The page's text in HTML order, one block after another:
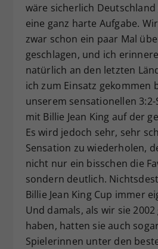
wäre sicherlich Deutschland
eine ganz harte Aufgabe.
zwar schon ein paar Mal
geschlagen, und ich
natürlich an den letzten
ich zum Einsatz gekommen
unserem sensationellen
mit Billie Jean King auf der
Es wird jedoch sehr, sehr
Sensation zu wiederholen,
nicht nur ein bisschen die
sondern deutlich.
Billie Jean King Cup immer
Und damals, als wir sie 2002
haben, hatten sie auch
Spielerinnen unter den